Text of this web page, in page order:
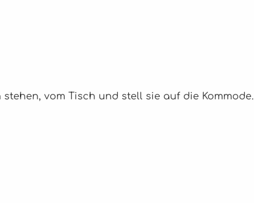
stehen, vom Tisch und stell sie auf die Kommode.